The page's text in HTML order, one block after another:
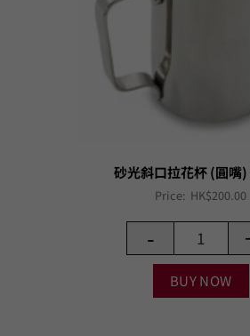
砂光斜口拉花杯 (圓嘴
Price: HK$200.00
-
BUY NOW